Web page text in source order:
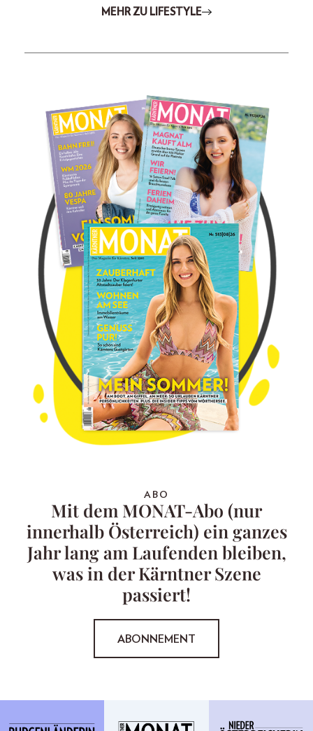
MEHR ZU LIFESTYLE
ABO
Mit dem MONAT-Abo (nur
innerhalb Österreich) ein ganzes
Jahr lang am Laufenden bleiben,
was in der Kärntner Szene
passiert!
ABONNEMENT